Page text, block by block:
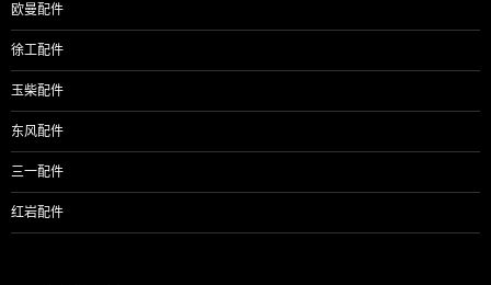
欧曼配件
徐工配件
玉柴配件
东风配件
三一配件
红岩配件